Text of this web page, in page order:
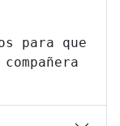
para que